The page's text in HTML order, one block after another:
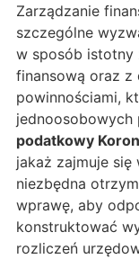
Zarządzanie
szczególne
w sposób istotny
finansową oraz
powinnościami,
jednoosobowych
podatkowy
jakaż zajmuje
niezbędna
wprawę, aby
konstruktować
rozliczeń